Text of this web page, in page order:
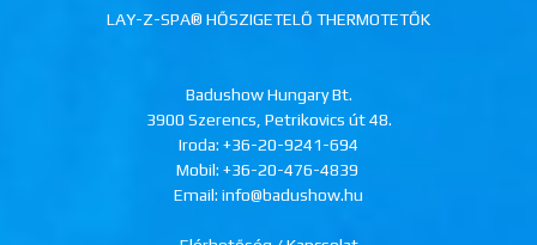
LAY-Z-SPA® HŐSZIGETELŐ THERMOTETŐK
Badushow Hungary Bt.
3900 Szerencs, Petrikovics út 48.
Iroda: +36-20-9241-694
Mobil: +36-20-476-4839
Email: info@badushow.hu